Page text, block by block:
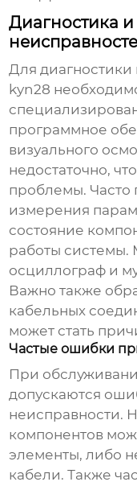
Диагностика
Для диагностики
kyn28
программное
визуального
недостаточно,
проблемы. Часто
измерения
состояние
работы системы.
осциллограф и
Важно также
кабельных
может стать
Частые ошибки
При
допускаются
неисправности.
компонентов
элементы, либо
кабели. Также